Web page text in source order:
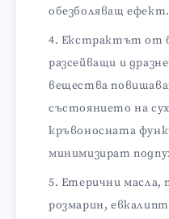
обезболяващ ефект.
Екстрактът от
разсейващи и
вещества
състоянието на
кръвоносната
минимизират
Етерични масла,
розмарин,